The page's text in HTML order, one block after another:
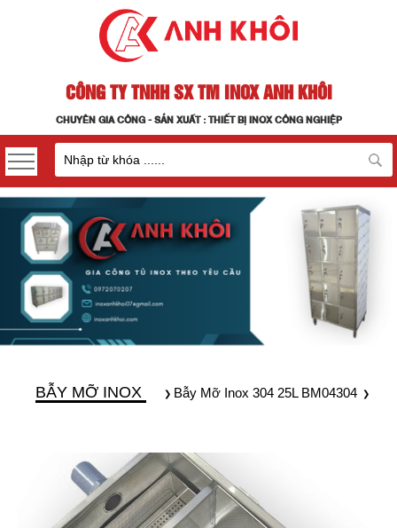
CÔNG TY TNHH SX TM INOX ANH KHÔI
CHUYÊN GIA CÔNG - SẢN XUẤT : THIẾT BỊ INOX CÔNG NGHIỆP
BẪY MỠ INOX Bẫy Mỡ Inox 304 25L BM04304